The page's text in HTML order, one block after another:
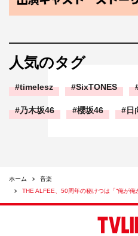
桜井：見りゃ分かるじゃない
高見沢：そんなことない。
坂崎：でも、モテ方がいろい
奏するじゃないですか。そう
井。女子高生が桜井の歌声に
ロックのクラスで。
坂崎：そうすると、敬遠され
グループがモテてたけど。
桜井：そりゃそうですよ。
人気のタグ
timelesz SixTONES
乃木坂46 櫻坂46 日
ホーム
音楽
THE ALFEE、50周年の秘けつは「“俺が